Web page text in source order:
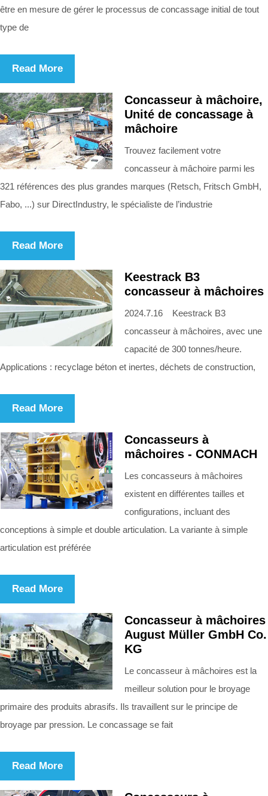
être en mesure de gérer le processus de concassage initial de tout
type de
Read More
Concasseur à mâchoire,
Unité de concassage à
mâchoire
Trouvez facilement votre
concasseur à mâchoire parmi les
321 références des plus grandes marques (Retsch, Fritsch GmbH,
Fabo, ...) sur DirectIndustry, le spécialiste de l’industrie
Read More
Keestrack B3
concasseur à mâchoires
2024.7.16 Keestrack B3
concasseur à mâchoires, avec une
capacité de 300 tonnes/heure.
Applications : recyclage béton et inertes, déchets de construction,
Read More
Concasseurs à
mâchoires - CONMACH
Les concasseurs à mâchoires
existent en différentes tailles et
configurations, incluant des
conceptions à simple et double articulation. La variante à simple
articulation est préférée
Read More
Concasseur à mâchoires
August Müller GmbH Co.
KG
Le concasseur à mâchoires est la
meilleur solution pour le broyage
primaire des produits abrasifs. Ils travaillent sur le principe de
broyage par pression. Le concassage se fait
Read More